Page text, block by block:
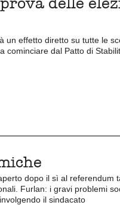
un effetto diretto su tutte le
cominciare dal Patto di
dopo il sì al referendum
Furlan: i gravi problemi
il sindacato